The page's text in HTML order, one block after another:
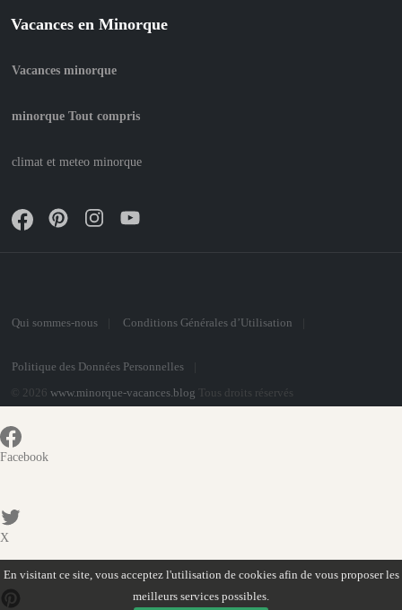
En visitant ce site, vous acceptez l'utilisation de cookies afin de vous proposer les
meilleurs services possibles.
Vacances en Minorque
Vacances minorque
minorque Tout compris
climat et meteo minorque
Qui sommes-nous Conditions Générales d’Utilisation
Politique des Données Personnelles
© 2026 www.minorque-vacances.blog Tous droits réservés
Facebook
X